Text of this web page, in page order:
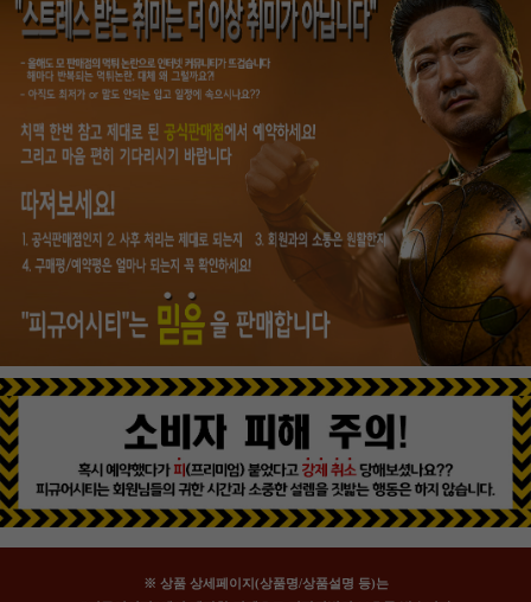
※ 상품 상세페이지(상품명/상품설명 등)는